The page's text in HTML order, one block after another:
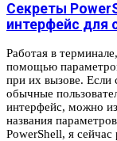
Секреты
интерфейс для
Работая в
помощью
при их вызове. Если
обычные
интерфейс, можно
названия
PowerShell, я сейчас